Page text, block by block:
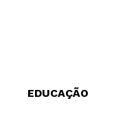
EDUCAÇÃO